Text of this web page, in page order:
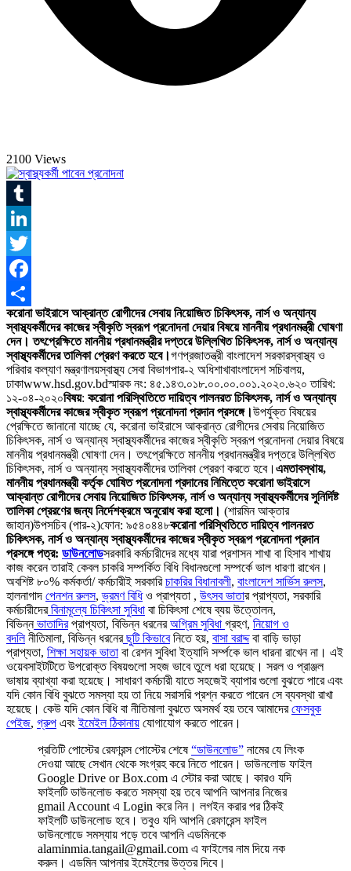
2100 Views
Tumblr
LinkedIn
Twitter
Facebook
Share
করোনা ভাইরাসে আক্রান্ত রোগীদের সেবায় নিয়োজিত চিকিৎসক, নার্স ও অন্যান্য
স্বাস্থ্যকর্মীদের কাজের স্বীকৃতি স্বরূপ প্রনোদনা দেয়ার বিষয়ে মাননীয় প্রধানমন্ত্রী ঘোষণা
দেন। তৎপ্রেক্ষিতে মাননীয় প্রধানমন্ত্রীর দপ্তরে উল্লিখিত চিকিৎসক, নার্স ও অন্যান্য
স্বাস্থ্যকর্মীদের তালিকা প্রেরণ করতে হবে।গণপ্রজাতন্ত্রী বাংলাদেশ সরকারস্বাস্থ্য ও
পরিবার কল্যাণ মন্ত্রণালয়স্বাস্থ্য সেবা বিভাগপার-২ অধিশাখাবাংলাদেশ সচিবালয়,
ঢাকাwww.hsd.gov.bdস্মারক নং: ৪৫.১৪৩.০১৮.০০.০০.০০১.২০২০.৬২০ তারিখ:
১২-০৪-২০২০বিষয়: করোনা পরিস্থিতিতে দায়িত্ব পালনরত চিকিৎসক, নার্স ও অন্যান্য
স্বাস্থ্যকর্মীদের কাজের স্বীকৃত স্বরূপ প্রনোদনা প্রদান প্রসঙ্গে।উপর্যুক্ত বিষয়ের
প্রেক্ষিতে জানানো যাচ্ছে যে, করোনা ভাইরাসে আক্রান্ত রোগীদের সেবায় নিয়োজিত
চিকিৎসক, নার্স ও অন্যান্য স্বাস্থ্যকর্মীদের কাজের স্বীকৃতি স্বরূপ প্রনোদনা দেয়ার বিষয়ে
মাননীয় প্রধানমন্ত্রী ঘোষণা দেন। তৎপ্রেক্ষিতে মাননীয় প্রধানমন্ত্রীর দপ্তরে উল্লিখিত
চিকিৎসক, নার্স ও অন্যান্য স্বাস্থ্যকর্মীদের তালিকা প্রেরণ করতে হবে। এমতাবস্থায়,
মাননীয় প্রধানমন্ত্রী কর্তৃক ঘোষিত প্রনোদনা প্রদানের নিমিত্তে করোনা ভাইরাসে
আক্রান্ত রোগীদের সেবায় নিয়োজিত চিকিৎসক, নার্স ও অন্যান্য স্বাস্থ্যকর্মীদের সুনির্দিষ্ট
তালিকা প্রেরণের জন্য নির্দেশক্রমে অনুরোধ করা হলো। (শারমিন আক্তার
জাহান)উপসচিব (পার-২)ফোন: ৯৫৪০৪৪৮করোনা পরিস্থিতিতে দায়িত্ব পালনরত
চিকিৎসক, নার্স ও অন্যান্য স্বাস্থ্যকর্মীদের কাজের স্বীকৃত স্বরূপ প্রনোদনা প্রদান
প্রসঙ্গে পত্র: ডাউনলোডসরকারি কর্মচারীদের মধ্যে যারা প্রশাসন শাখা বা হিসাব শাখায়
কাজ করেন তারাই কেবল চাকরি সম্পর্কিত বিধি বিধানগুলো সম্পর্কে ভাল ধারণা রাখেন।
অবশিষ্ট ৮০% কর্মকর্তা/ কর্মচারীই সরকারিচাকরির বিধানাবলী, বাংলাদেশ সার্ভিস রুলস,
হালনাগাদ পেনশন রুলস,ভ্রমণ বিধিও প্রাপ্যতা , উৎসব ভাতার প্রাপ্যতা, সরকারি
কর্মচারীদেরবিনামূল্যে চিকিৎসা সুবিধা বা চিকিৎসা শেষে ব্যয় উত্তোলন,
বিভিন্নভাতাদিরপ্রাপ্যতা, বিভিন্ন ধরনেরঅগ্রিম সুবিধা গ্রহণ, নিয়োগ ও
বদলিনীতিমালা, বিভিন্ন ধরনেরছুটি কিভাবেনিতে হয়, বাসা বরাদ্দবা বাড়ি ভাড়া
প্রাপ্যতা, শিক্ষা সহায়ক ভাতা বা রেশন সুবিধা ইত্যাদি সর্ম্পকে ভাল ধারনা রাখেন না। এই
ওয়েবসাইটটিতে উপরোক্ত বিষয়গুলো সহজ ভাবে তুলে ধরা হয়েছে। সরল ও প্রাঞ্জল
ভাষায় ব্যাখ্যা করা হয়েছে। সাধারণ কর্মচারী যাতে সহজেই ব্যাপার গুলো বুঝতে পারে এবং
যদি কোন বিধি বুঝতে সমস্যা হয় তা নিয়ে সরাসরি প্রশ্ন করতে পারেন সে ব্যবস্থা রাখা
হয়েছে। কেউ যদি কোন বিধি বা নীতিমালা বুঝতে অসমর্থ হয় তবে আমাদেরফেসবুক
পেইজ, গ্রুপ এবংইমেইল ঠিকানায় যোগাযোগ করতে পারেন।
প্রতিটি পোস্টের রেফারন্স পোস্টের শেষে“ডাউনলোড” নামের যে লিংক
দেওয়া আছে সেখান থেকে সংগ্রহ করে নিতে পারেন। ডাউনলোড ফাইল
Google Drive or Box.com এ স্টোর করা আছে। কারও যদি
ফাইলটি ডাউনলোড করতে সমস্যা হয় তবে আপনি আপনার নিজের
gmail Account এ Login করে নিন। লগইন করার পর ঠিকই
ফাইলটি ডাউনলোড হবে। তবুও যদি আপনি রেফারেন্স ফাইল
ডাউনলোডে সমস্যায় পড়ে তবে আপনি এডমিনকে
alaminmia.tangail@gmail.com এ ফাইলের নাম দিয়ে নক
করুন। এডমিন আপনার ইমেইলের উত্তর দিবে।